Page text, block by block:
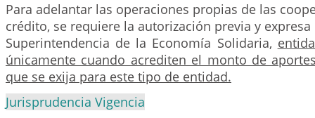
Para adelantar las operaciones propias de las
crédito, se requiere la autorización previa y
Superintendencia de la Economía Solidaria,
únicamente cuando acrediten el monto de
que se exija para este tipo de entidad.
Jurisprudencia Vigencia